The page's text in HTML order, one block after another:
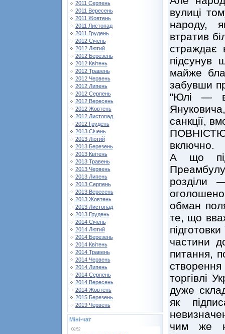
2011 Серпень
2011 Вересень
2011 Жовтень
2011 Листопад
2011 Грудень
2012 Січень
2012 Лютий
2012 Березень
2012 Квітень
2012 Травень
2012 Червень
2012 Липень
2012 Серпень
2012 Вересень
2012 Жовтень
2012 Листопад
2012 Грудень
2013 Січень
2013 Лютий
2013 Березень
2013 Квітень
2013 Травень
2013 Червень
2013 Липень
2013 Серпень
2013 Вересень
2013 Жовтень
2013 Листопад
2013 Грудень
2014 Січень
2014 Лютий
2014 Березень
2014 Квітень
2014 Травень
2014 Червень
2014 Липень
2014 Серпень
2014 Вересень
2014 Жовтень
2015 Березень
2019 Червень
Міні-чат
вулиці
народу,
втратив
страждає
підсунув
майже
забувши
"Юлі —
санкції,
включно.
А що
розділи
обман
те, що
частини
питання,
торгівлі
дуже
як
чим же